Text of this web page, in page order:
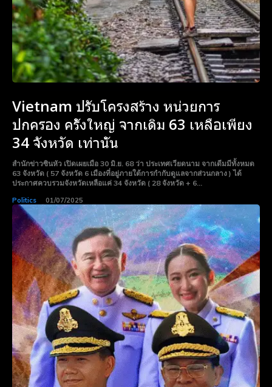
Vietnam ปรับโครงสร้าง หน่วยการ
ปกครอง ครั้งใหญ่ จากเดิม 63 เหลือเพียง
34 จังหวัด เท่านั้น
สำนักข่าวซินหัว เปิดเผยเมือ 30 มิ.ย. 68 ว่า ประเทศเวียดนาม จากเดีมมีทั้งหมด
63 จังหวัด ( 57 จังหวัด 6 เมืองที่อยู่ภายใต้การกำกับดูแลจากส่วนกลาง ) ได้
ประกาศควบรวมจังหวัดเหลือแค่ 34 จังหวัด ( 28 จังหวัด + 6...
Politics 01/07/2025